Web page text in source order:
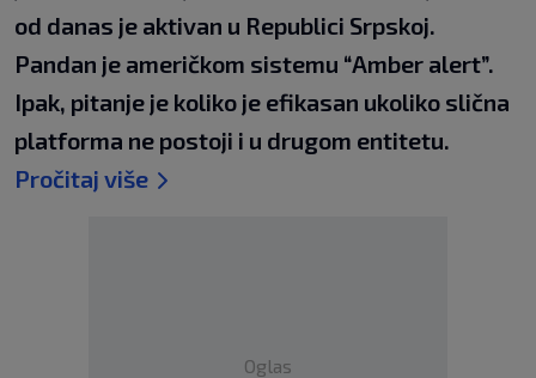
od danas je aktivan u Republici Srpskoj.
Pandan je američkom sistemu “Amber alert”.
Ipak, pitanje je koliko je efikasan ukoliko slična
platforma ne postoji i u drugom entitetu.
Pročitaj više
Oglas